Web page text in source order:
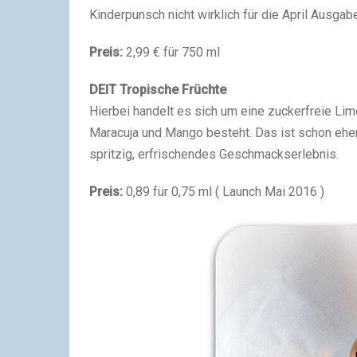
Kinderpunsch nicht wirklich für die April
Preis: 2,99 € für 750 ml
DEIT Tropische Früchte
Hierbei handelt es sich um eine zuckerfreie
Maracuja und Mango besteht. Das ist schon
spritzig, erfrischendes Geschmackserlebnis.
Preis: 0,89 für 0,75 ml ( Launch Mai 2016 )